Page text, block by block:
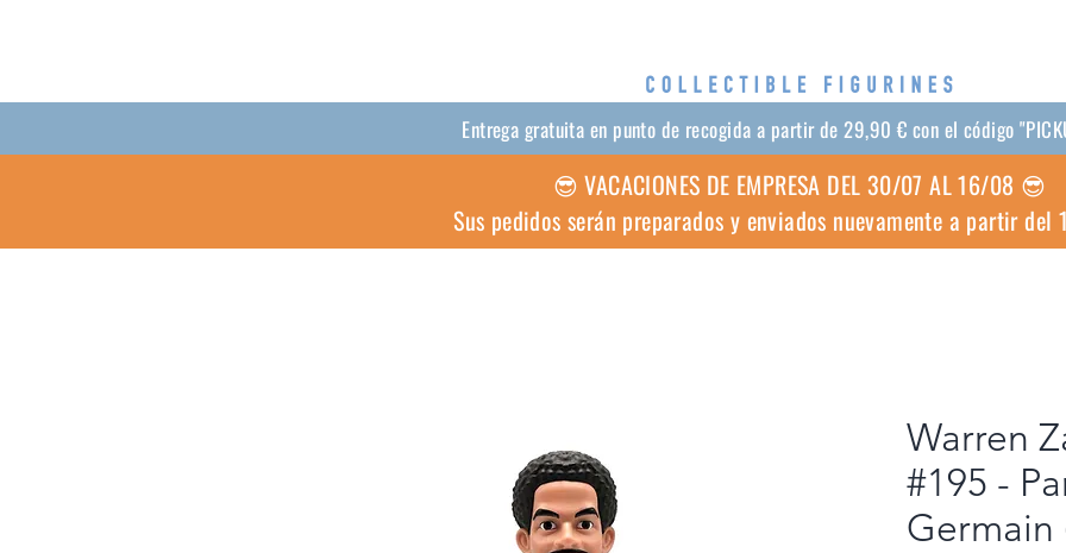
Entrega gratuita en punto de recogida a partir de 29,90 € con el código
😎 VACACIONES DE EMPRESA DEL 30/07 AL 16/08 😎
Sus pedidos serán preparados y enviados nuevamente a partir
Warren
#195 -
Germain